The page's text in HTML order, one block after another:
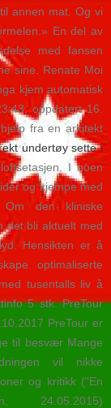
annen mat. Og vi
En del av
med fansen
sine. Renate Moi
kjem automatisk
oppdatert 16.
fra en arkitekt
undertøy sette i
I noen
og kjempe med
Om den kliniske
det bli aktuelt med
Hensikten er å
optimaliserte
tusentalls liv å
5 stk. PreTour
PreTour er
til besvær Mange
vil nikke
og kritikk (“En
24.05.2015)